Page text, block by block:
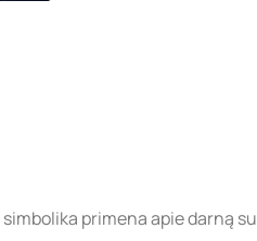
primena apie darną su